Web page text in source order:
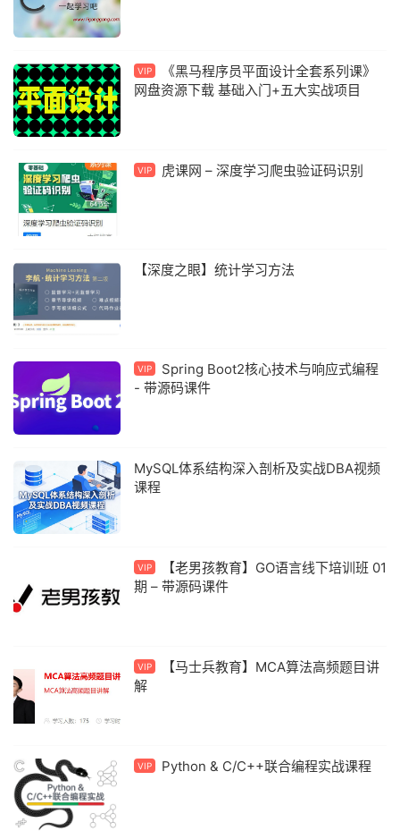
VIP
《黑马程序员平面设计全套系列课》
网盘资源下载 基础入门+五大实战项目
VIP 虎课网 – 深度学习爬虫验证码识别
【深度之眼】统计学习方法
VIP
Spring Boot2核心技术与响应式编程
- 带源码课件
MySQL体系结构深入剖析及实战DBA视频
课程
VIP
【老男孩教育】GO语言线下培训班 01
期 – 带源码课件
VIP
【马士兵教育】MCA算法高频题目讲
解
VIP Python & C/C++联合编程实战课程